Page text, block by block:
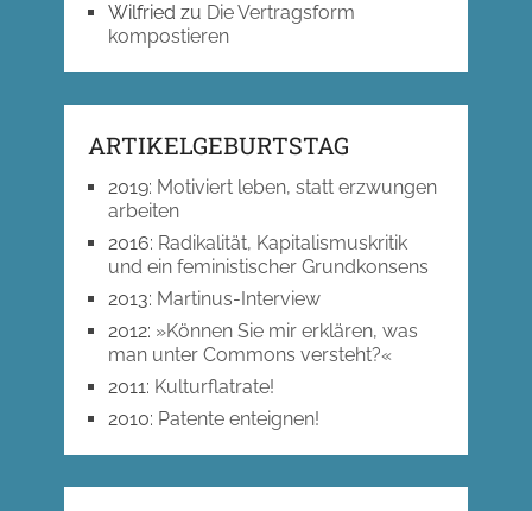
Wilfried zu Die Vertragsform
kompostieren
ARTIKELGEBURTSTAG
2019: Motiviert leben, statt erzwungen
arbeiten
2016: Radikalität, Kapitalismuskritik
und ein feministischer Grundkonsens
2013: Martinus-Interview
2012: »Können Sie mir erklären, was
man unter Commons versteht?«
2011: Kulturflatrate!
2010: Patente enteignen!